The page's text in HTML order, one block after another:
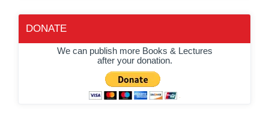
DONATE
We can publish more Books & Lectures
after your donation.